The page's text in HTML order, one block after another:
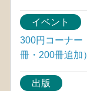
イベント
300円コーナ
冊・200冊追加）
出版